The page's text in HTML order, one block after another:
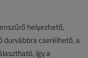
helyezhető,
durvábbra cserélhető, a
így a